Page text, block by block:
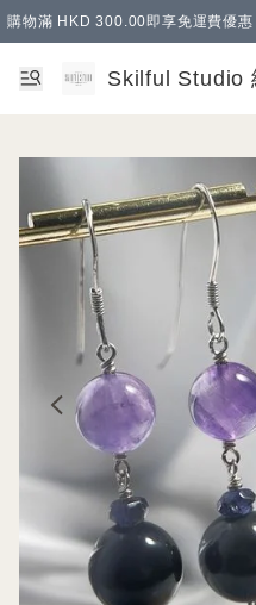
購物滿 HKD 300.00即享免運費優
Skilful Studio